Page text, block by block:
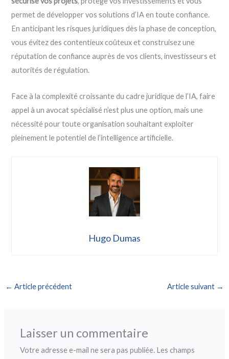
permet de développer vos solutions d’IA en toute confiance.
En anticipant les risques juridiques dès la phase de conception,
vous évitez des contentieux coûteux et construisez une
réputation de confiance auprès de vos clients, investisseurs et
autorités de régulation.
Face à la complexité croissante du cadre juridique de l’IA, faire
appel à un avocat spécialisé n’est plus une option, mais une
nécessité pour toute organisation souhaitant exploiter
pleinement le potentiel de l’intelligence artificielle.
Hugo Dumas
← Article précédent Article suivant →
Laisser un commentaire
Votre adresse e-mail ne sera pas publiée. Les champs